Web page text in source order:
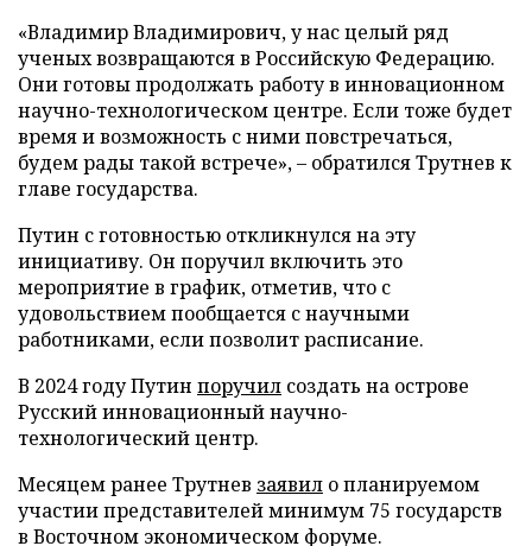
«Владимир Владимирович, у нас целый ряд
ученых возвращаются в Российскую Федерацию.
Они готовы продолжать работу в инновационном
научно-технологическом центре. Если тоже будет
время и возможность с ними повстречаться,
будем рады такой встрече», – обратился Трутнев к
главе государства.
Путин с готовностью откликнулся на эту
инициативу. Он поручил включить это
мероприятие в график, отметив, что с
удовольствием пообщается с научными
работниками, если позволит расписание.
В 2024 году Путин поручил создать на острове
Русский инновационный научно-
технологический центр.
Месяцем ранее Трутнев заявил о планируемом
участии представителей минимум 75 государств
в Восточном экономическом форуме.